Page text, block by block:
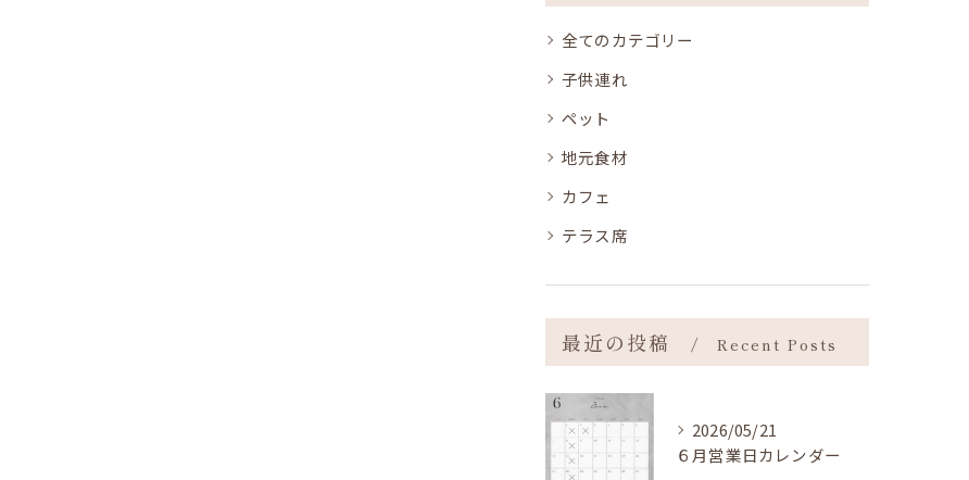
全てのカテゴリー
子供連れ
ペット
地元食材
カフェ
テラス席
最近の投稿 Recent Posts
2026/05/21
６月営業日カレンダー